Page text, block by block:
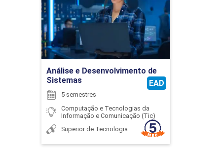
CÁLCULO INTEGRAL
75
CIDADANIA, HETEROGENEIDADE E
DIVERSIDADE
JOSE RENATO BUENCIO
LUCIANO LOPES PEREIRA
Análise e Desenvolvimento de
Sistemas
EAD
5 semestres
Computação e Tecnologias da
Informação e Comunicação (Tic)
Superior de Tecnologia
Detalhes do curso
Ir para Inscrição